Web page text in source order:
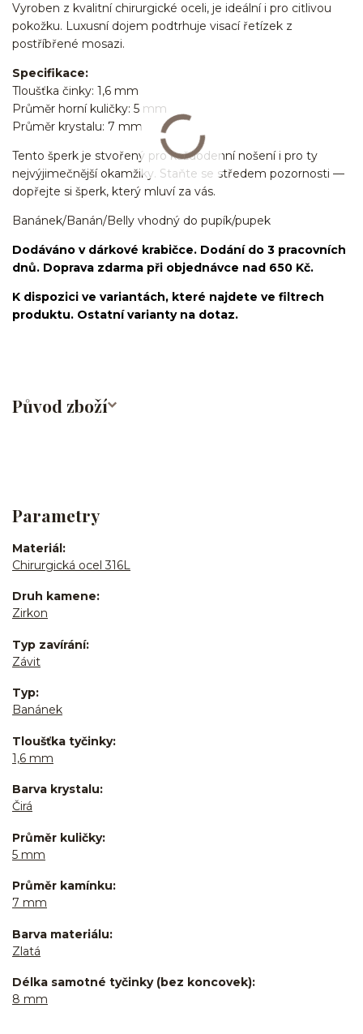
Vyroben z kvalitní chirurgické oceli, je ideální i pro citlivou
pokožku. Luxusní dojem podtrhuje visací řetízek z
postříbřené mosazi.
Specifikace:
Tloušťka činky: 1,6 mm
Průměr horní kuličky: 5 mm
Průměr krystalu: 7 mm
Tento šperk je stvořený pro každodenní nošení i pro ty
nejvýjimečnější okamžiky. Staňte se středem pozornosti —
dopřejte si šperk, který mluví za vás.
Banánek/Banán/Belly vhodný do pupík/pupek
Dodáváno v dárkové krabičce. Dodání do 3 pracovních
dnů. Doprava zdarma při objednávce nad 650 Kč.
K dispozici ve variantách, které najdete ve filtrech
produktu. Ostatní varianty na dotaz.
Původ zboží
Parametry
Materiál
Chirurgická ocel 316L
Druh kamene
Zirkon
Typ zavírání
Závit
Typ
Banánek
Tloušťka tyčinky
1,6 mm
Barva krystalu
Čirá
Průměr kuličky
5 mm
Průměr kamínku
7 mm
Barva materiálu
Zlatá
Délka samotné tyčinky (bez koncovek)
8 mm